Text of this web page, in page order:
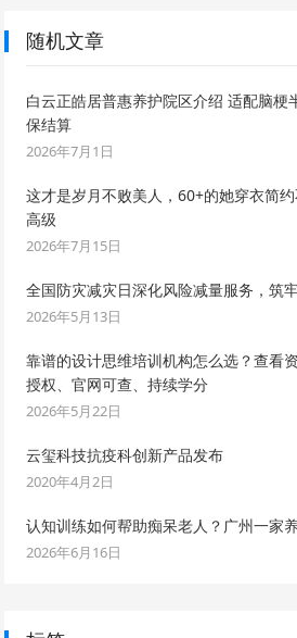
随机文章
白云正皓居普惠养护院区介绍 适配脑梗
保结算
2026年7月1日
这才是岁月不败美人，60+的她穿衣简
高级
2026年7月15日
全国防灾减灾日深化风险减量服务，筑
2026年5月13日
靠谱的设计思维培训机构怎么选？查
授权、官网可查、持续学分
2026年5月22日
云玺科技抗疫科创新产品发布
2020年4月2日
认知训练如何帮助痴呆老人？广州一家
2026年6月16日